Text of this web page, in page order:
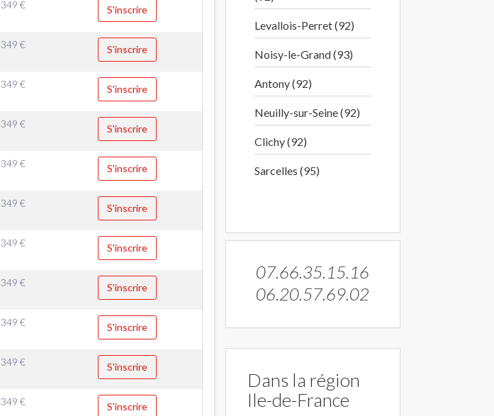
349€ S'inscrire
349€ S'inscrire
349€ S'inscrire
349€ S'inscrire
349€ S'inscrire
349€ S'inscrire
349€ S'inscrire
349€ S'inscrire
349€ S'inscrire
349€ S'inscrire
349€ S'inscrire
Levallois-Perret (92)
Noisy-le-Grand (93)
Antony (92)
Neuilly-sur-Seine (92)
Clichy (92)
Sarcelles (95)
07.66.35.15.16
06.20.57.69.02
Dans la région
Ile-de-France